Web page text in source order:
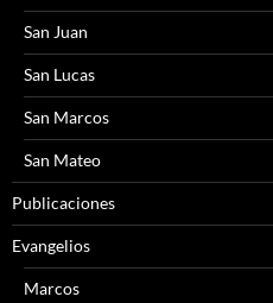
San Juan
San Lucas
San Marcos
San Mateo
Publicaciones
Evangelios
Marcos